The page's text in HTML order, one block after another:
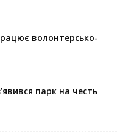
волонтерсько-
парк на честь